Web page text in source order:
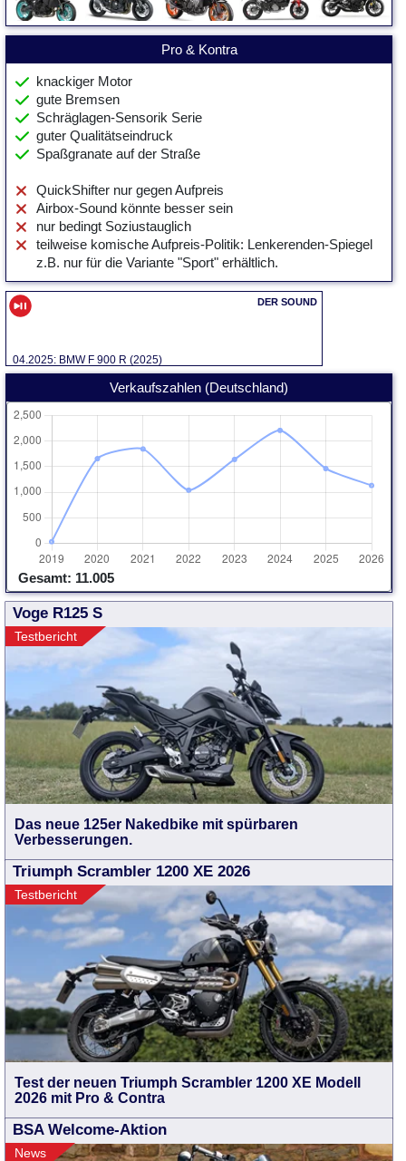
Pro & Kontra
knackiger Motor
gute Bremsen
Schräglagen-Sensorik Serie
guter Qualitätseindruck
Spaßgranate auf der Straße
QuickShifter nur gegen Aufpreis
Airbox-Sound könnte besser sein
nur bedingt Soziustauglich
teilweise komische Aufpreis-Politik: Lenkerenden-Spiegel
z.B. nur für die Variante "Sport" erhältlich.
04.2025: BMW F 900 R (2025)
Verkaufszahlen (Deutschland)
Gesamt: 11.005
Voge R125 S
Testbericht
Das neue 125er Nakedbike mit spürbaren
Verbesserungen.
Triumph Scrambler 1200 XE 2026
Testbericht
Test der neuen Triumph Scrambler 1200 XE Modell
2026 mit Pro & Contra
BSA Welcome-Aktion
News